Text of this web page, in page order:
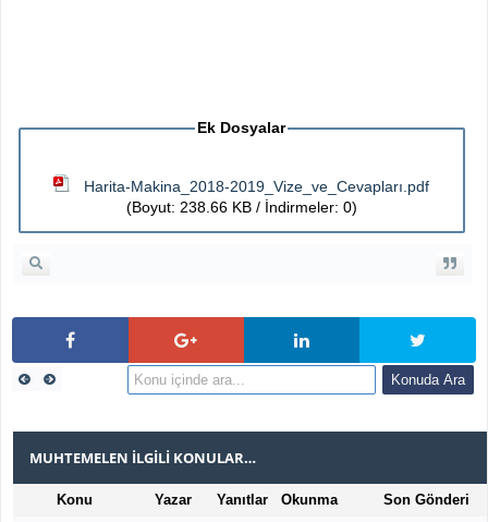
Ek Dosyalar
Harita-Makina_2018-2019_Vize_ve_Cevapları.pdf
(Boyut: 238.66 KB / İndirmeler: 0)
MUHTEMELEN İLGILI KONULAR…
Konu Yazar Yanıtlar Okunma Son Gönderi